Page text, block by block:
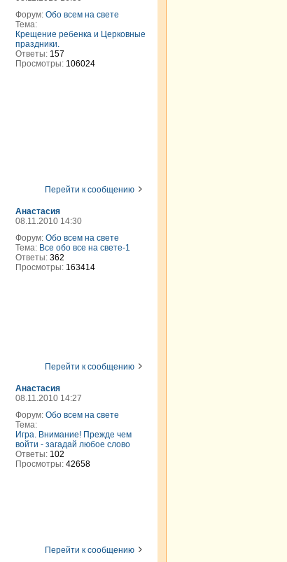
Форум: Обо всем на свете
Тема:
Крещение ребенка и Церковные
праздники.
Ответы: 157
Просмотры: 106024
Перейти к сообщению
Анастасия
08.11.2010 14:30
Форум: Обо всем на свете
Тема: Все обо все на свете-1
Ответы: 362
Просмотры: 163414
Перейти к сообщению
Анастасия
08.11.2010 14:27
Форум: Обо всем на свете
Тема:
Игра. Внимание! Прежде чем
войти - загадай любое слово
Ответы: 102
Просмотры: 42658
Перейти к сообщению